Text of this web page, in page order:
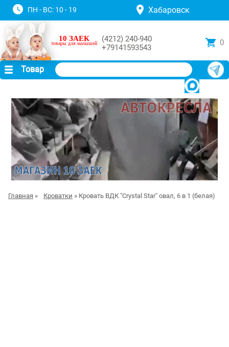
ПН - ВС: 10 - 19 Хабаровск
10 ЗАЕК
товары для малышей
(4212) 240-940
+79141593543
0
Товар
Главная » Кроватки » Кровать ВДК "Crystal Star" овал, 6 в 1 (белая)